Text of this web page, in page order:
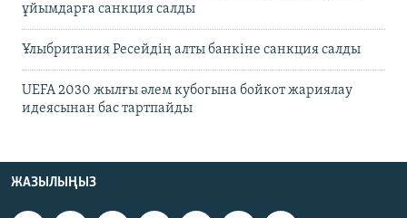
ұйымдарға санкция салды
Ұлыбритания Ресейдің алты банкіне санкция салды
UEFA 2030 жылғы әлем кубогына бойкот жариялау
идеясынан бас тартпайды
ЖАЗЫЛЫҢЫЗ